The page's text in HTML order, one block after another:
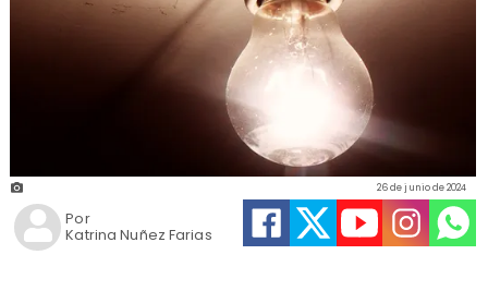
Katrina Nuñez Farias
26 de junio de 2024
Por